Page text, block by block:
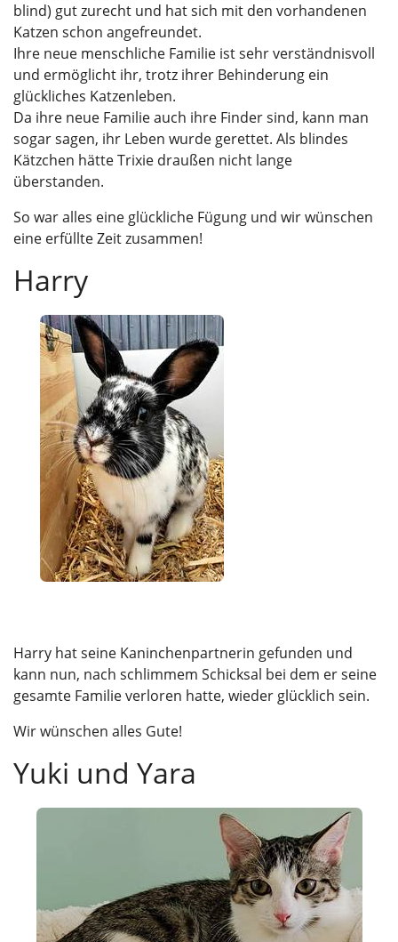
blind) gut zurecht und hat sich mit den vorhandenen
Katzen schon angefreundet.
Ihre neue menschliche Familie ist sehr verständnisvoll
und ermöglicht ihr, trotz ihrer Behinderung ein
glückliches Katzenleben.
Da ihre neue Familie auch ihre Finder sind, kann man
sogar sagen, ihr Leben wurde gerettet. Als blindes
Kätzchen hätte Trixie draußen nicht lange
überstanden.
So war alles eine glückliche Fügung und wir wünschen
eine erfüllte Zeit zusammen!
Harry
Harry hat seine Kaninchenpartnerin gefunden und
kann nun, nach schlimmem Schicksal bei dem er seine
gesamte Familie verloren hatte, wieder glücklich sein.
Wir wünschen alles Gute!
Yuki und Yara